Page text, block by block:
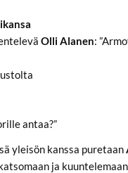
Olli Alanen:
antaa?”
yleisön kanssa puretaan
ja